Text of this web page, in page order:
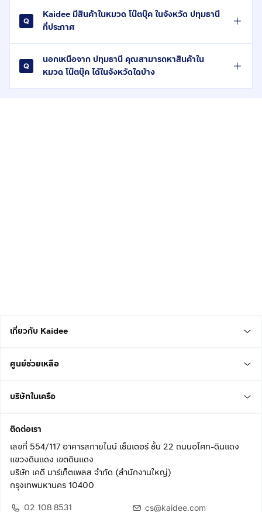
Kaidee มีสินค้าในหมวด โน๊ตบุ๊ค ในจังหวัด ปทุมธานี
กี่ประกาศ
นอกเหนือจาก ปทุมธานี คุณสามารถหาสินค้าใน
หมวด โน๊ตบุ๊ค ได้ในจังหวัดใดบ้าง
เกี่ยวกับ Kaidee
ศูนย์ช่วยเหลือ
บริษัทในเครือ
ติดต่อเรา
เลขที่ 554/117 อาคารสกายไนน์ เซ็นเตอร์ ชั้น 22 ถนนอโศก-ดินแดง
แขวงดินแดง เขตดินแดง
บริษัท เคดี มาร์เก็ตเพลส จำกัด (สำนักงานใหญ่)
กรุงเทพมหานคร 10400
02 108 8531
cs@kaidee.com